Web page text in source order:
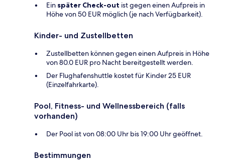
Ein später Check-out ist gegen einen Aufpreis in
Höhe von 50 EUR möglich (je nach Verfügbarkeit).
Kinder- und Zustellbetten
Zustellbetten können gegen einen Aufpreis in Höhe
von 80.0 EUR pro Nacht bereitgestellt werden.
Der Flughafenshuttle kostet für Kinder 25 EUR
(Einzelfahrkarte).
Pool, Fitness- und Wellnessbereich (falls
vorhanden)
Der Pool ist von 08:00 Uhr bis 19:00 Uhr geöffnet.
Bestimmungen